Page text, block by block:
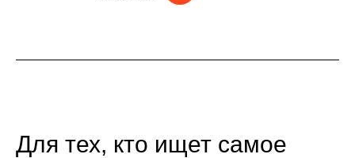
Для тех, кто ищет самое